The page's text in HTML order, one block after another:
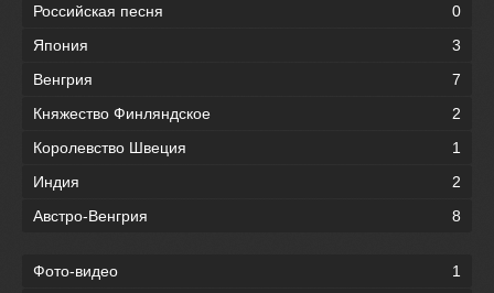
Российская песня
0
Япония
3
Венгрия
7
Княжество Финляндское
2
Королевство Швеция
1
Индия
2
Австро-Венгрия
8
Фото-видео
1